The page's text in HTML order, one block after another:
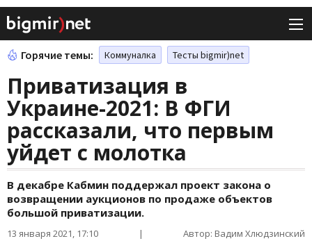
Горячие темы: Коммуналка Тесты bigmir)net
Приватизация в
Украине-2021: В ФГИ
рассказали, что первым
уйдет с молотка
В декабре Кабмин поддержал проект закона о
возвращении аукционов по продаже объектов
большой приватизации.
13 января 2021, 17:10 | Автор: Вадим Хлюдзинский